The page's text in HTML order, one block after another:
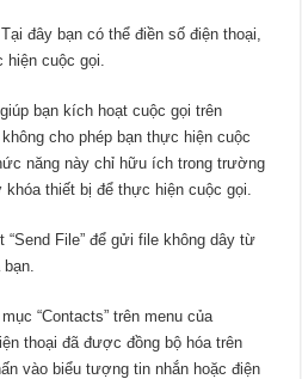
đây bạn có thể điền số điện thoại,
hiện cuộc gọi.
bạn kích hoạt cuộc gọi trên
cho phép bạn thực hiện cuộc
năng này chỉ hữu ích trong trường
thiết bị để thực hiện cuộc gọi.
“Send File” để gửi file không dây từ
“Contacts” trên menu của
thoại đã được đồng bộ hóa trên
vào biểu tượng tin nhắn hoặc điện